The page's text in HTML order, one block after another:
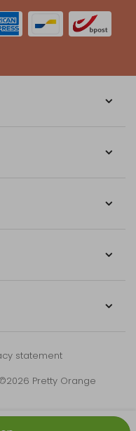
statement
©2026 Pretty Orange